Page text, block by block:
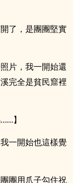
了，是團團堅實
片，我一開始還
完全是貧民窟裡
】
一開始也這樣覺
團用爪子勾住祝